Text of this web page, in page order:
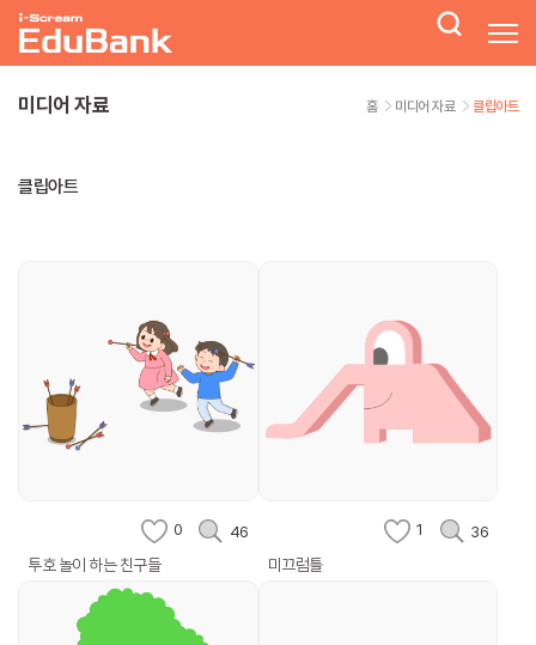
미디어 자료 홈 미디어 자료 클립아트
클립아트
0 46
투호 놀이 하는 친구들
1 36
미끄럼틀